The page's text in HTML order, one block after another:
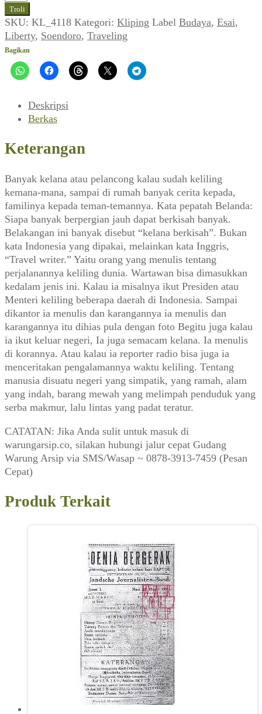
Soendoro
~
Kelana
Berkisah
(Liberty,
Mei
Troli
SKU: KL_4118 Kategori: Kliping Label Budaya, Esai,
Liberty, Soendoro, Traveling
Bagikan
Deskripsi
Berkas
Keterangan
Banyak kelana atau pelancong kalau sudah keliling
kemana-mana, sampai di rumah banyak cerita kepada,
familinya kepada teman-temannya. Kata pepatah Belanda:
Siapa banyak berpergian jauh dapat berkisah banyak.
Belakangan ini banyak disebut “kelana berkisah”. Bukan
kata Indonesia yang dipakai, melainkan kata Inggris,
“Travel writer.” Yaitu orang yang menulis tentang
perjalanannya keliling dunia. Wartawan bisa dimasukkan
kedalam jenis ini. Kalau ia misalnya ikut Presiden atau
Menteri keliling beberapa daerah di Indonesia. Sampai
dikantor ia menulis dan karangannya ia menulis dan
karangannya itu dihias pula dengan foto Begitu juga kalau
ia ikut keluar negeri, Ia juga semacam kelana. Ia menulis
di korannya. Atau kalau ia reporter radio bisa juga ia
menceritakan pengalamannya waktu keliling. Tentang
manusia disuatu negeri yang simpatik, yang ramah, alam
yang indah, barang mewah yang melimpah penduduk yang
serba makmur, lalu lintas yang padat teratur.
CATATAN: Jika Anda sulit untuk masuk di
warungarsip.co, silakan hubungi jalur cepat Gudang
Warung Arsip via SMS/Wasap ~ 0878-3913-7459 (Pesan
Cepat)
Produk Terkait